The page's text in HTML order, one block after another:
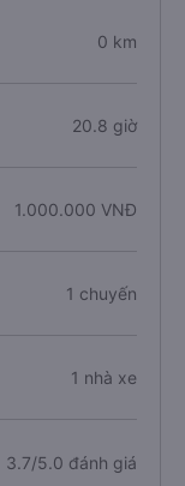
0 km
20.8 giờ
1.000.000 VNĐ
1 chuyến
1 nhà xe
3.7/5.0 đánh giá